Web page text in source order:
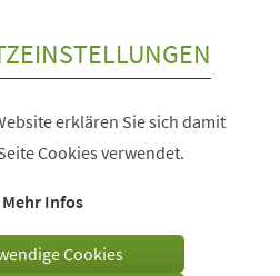
erklären Sie sich damit
Cookies verwendet.
Mehr Infos
Cookies